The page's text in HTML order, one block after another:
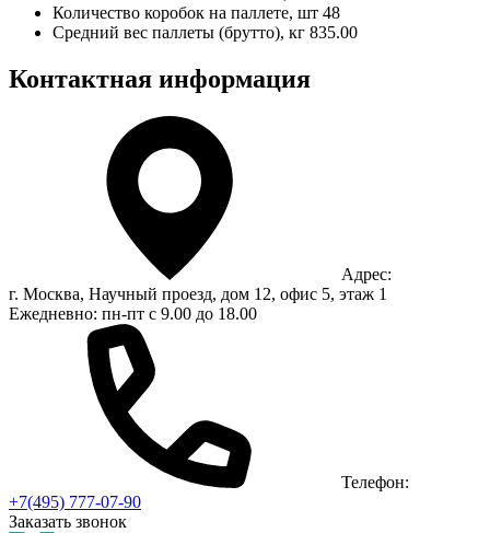
Количество коробок на паллете, шт 48
Средний вес паллеты (брутто), кг 835.00
Контактная информация
Адрес:
г. Москва, Научный проезд, дом 12, офис 5, этаж 1
Ежедневно: пн-пт с 9.00 до 18.00
Телефон:
+7(495) 777-07-90
Заказать звонок